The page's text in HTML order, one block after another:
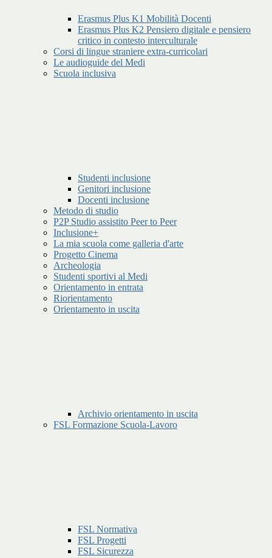
Erasmus Plus K1 Mobilità Docenti
Erasmus Plus K2 Pensiero digitale e pensiero
critico in contesto interculturale
Corsi di lingue straniere extra-curricolari
Le audioguide del Medi
Scuola inclusiva
Studenti inclusione
Genitori inclusione
Docenti inclusione
Metodo di studio
P2P Studio assistito Peer to Peer
Inclusione+
La mia scuola come galleria d'arte
Progetto Cinema
Archeologia
Studenti sportivi al Medi
Orientamento in entrata
Riorientamento
Orientamento in uscita
Archivio orientamento in uscita
FSL Formazione Scuola-Lavoro
FSL Normativa
FSL Progetti
FSL Sicurezza